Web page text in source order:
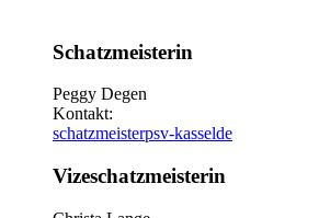
Schatzmeisterin
Peggy Degen
Kontakt:
schatzmeisterpsv-kasselde
Vizeschatzmeisterin